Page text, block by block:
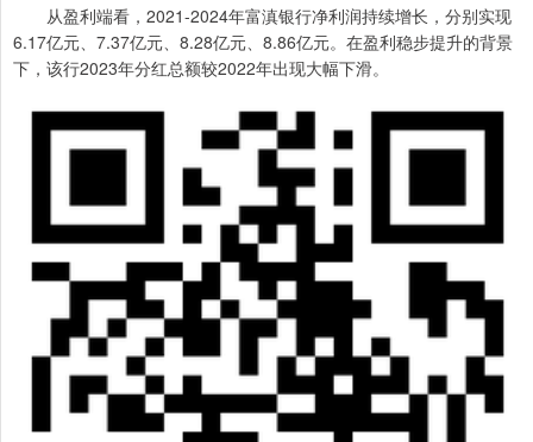
从盈利端看，2021-2024年富滇银行净利润持续增长，分别实现
6.17亿元、7.37亿元、8.28亿元、8.86亿元。在盈利稳步提升的背景
下，该行2023年分红总额较2022年出现大幅下滑。